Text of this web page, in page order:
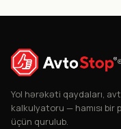
Yol hərəkəti qaydaları,
kalkulyatoru — hamısı
üçün qurulub.